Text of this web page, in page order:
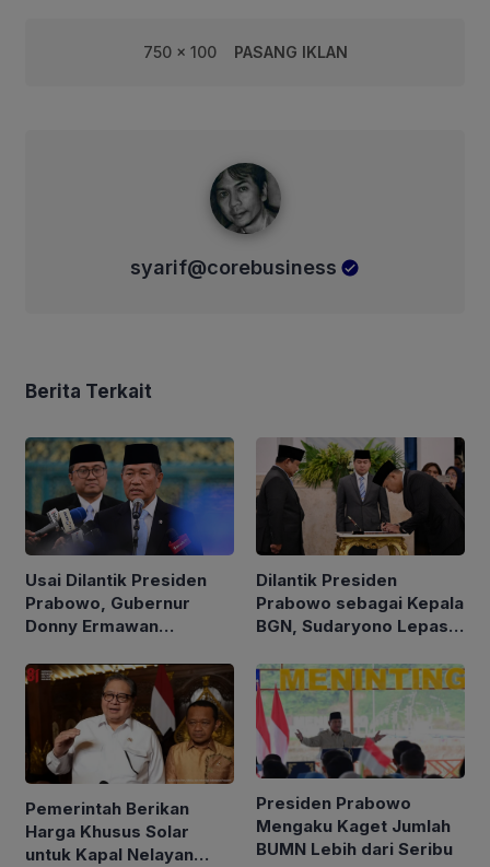
750 x 100 PASANG IKLAN
syarif@corebusiness
Berita Terkait
Usai Dilantik Presiden
Prabowo, Gubernur
Donny Ermawan
Pembentukan URI
Dilantik Presiden
Prabowo sebagai Kepala
BGN, Sudaryono Lepas
Pemerintah Berikan
Harga Khusus Solar
untuk Kapal Nelayan
Presiden Prabowo
Mengaku Kaget Jumlah
BUMN Lebih dari Seribu